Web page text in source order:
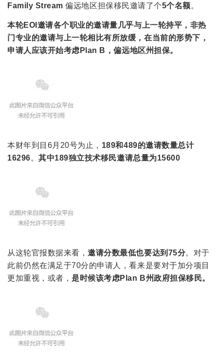
Family Stream 偏远地区担保移民邀请了个5个名额。
本轮EOI邀请各个职业的邀请量几乎与上一轮持平，非热
门专业的邀请与上一轮相比有所放缓，在当前的形势下，
申请人应该开始考虑Plan B，偏远地区州担保。
本财年到目6月20号为止， 189和489的邀请数量总计
16296。其中189独立技术移民邀请总量为15600
从这轮官报数据来看，邀请分数最低也要达到75分。对于
此前仍然在满足于70分的申请人，看来是要对于加分项目
更加重视，或者，是时候该考虑Plan B州政府担保移民。